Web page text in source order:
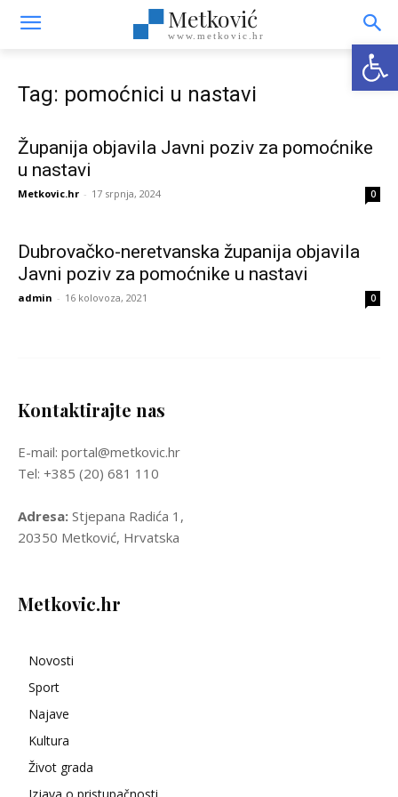
Metković
www.metkovic.hr
Tag: pomoćnici u nastavi
Županija objavila Javni poziv za pomoćnike
u nastavi
Metkovic.hr - 17 srpnja, 2024 0
Dubrovačko-neretvanska županija objavila
Javni poziv za pomoćnike u nastavi
admin - 16 kolovoza, 2021 0
Kontaktirajte nas
E-mail: portal@metkovic.hr
Tel: +385 (20) 681 110
Adresa: Stjepana Radića 1,
20350 Metković, Hrvatska
Metkovic.hr
Novosti
Sport
Najave
Kultura
Život grada